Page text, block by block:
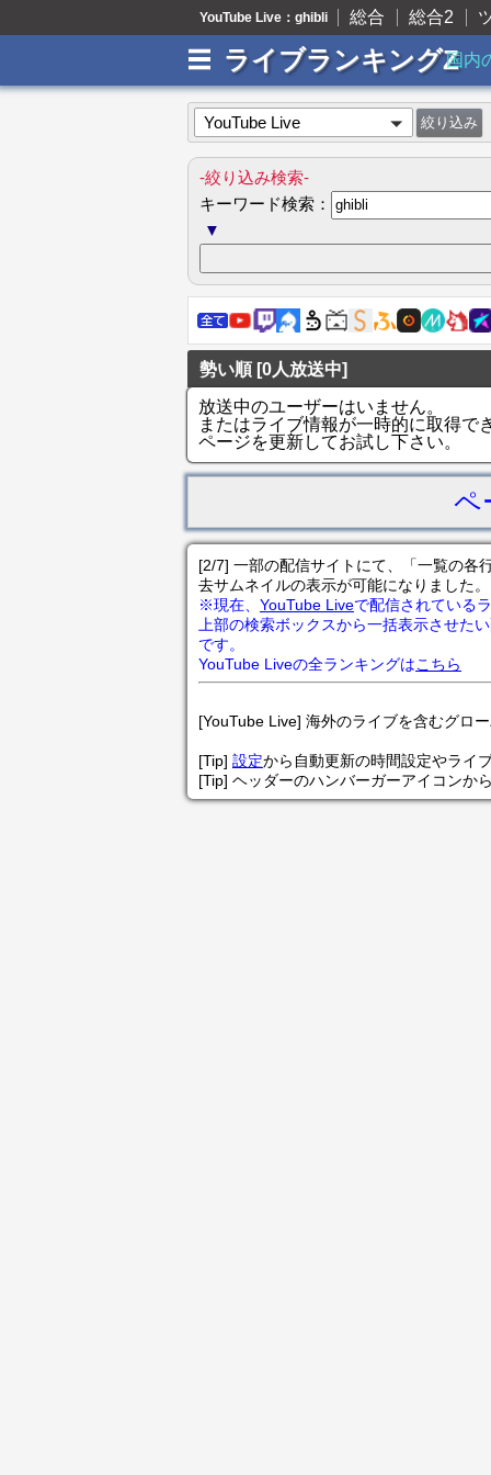
YouTube Live：ghibli 総合 総合2
ライブランキングZ国内
YouTube Live
-絞り込み検索-
キーワード検索：
▼
勢い順 [0人放送中]
放送中のユーザーはいません。
またはライブ情報が一時的に取得で
ページを更新してお試し下さい。
ペ
[2/7] 一部の配信サイトにて、「一覧の各
去サムネイルの表示が可能になりました。
※現在、 YouTube Liveで配信されている
上部の検索ボックスから一括表示させた
です。
YouTube Liveの全ランキングはこちら
[YouTube Live] 海外のライブを含むグロ
[Tip] 設定から自動更新の時間設定やライ
[Tip] ヘッダーのハンバーガーアイコンか